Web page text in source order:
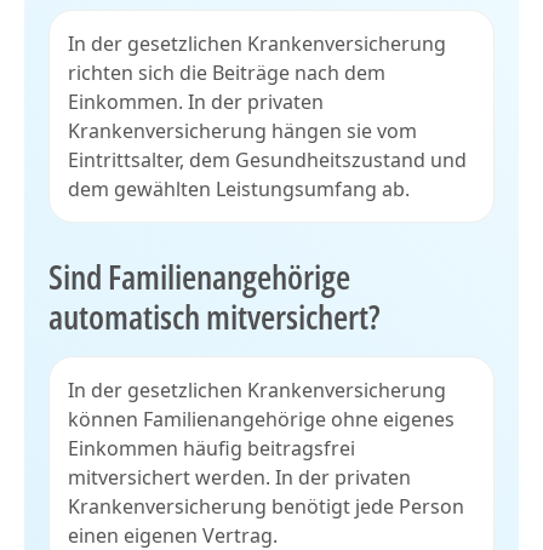
In der gesetzlichen Krankenversicherung
richten sich die Beiträge nach dem
Einkommen. In der privaten
Krankenversicherung hängen sie vom
Eintrittsalter, dem Gesundheitszustand und
dem gewählten Leistungsumfang ab.
Sind Familienangehörige
automatisch mitversichert?
In der gesetzlichen Krankenversicherung
können Familienangehörige ohne eigenes
Einkommen häufig beitragsfrei
mitversichert werden. In der privaten
Krankenversicherung benötigt jede Person
einen eigenen Vertrag.